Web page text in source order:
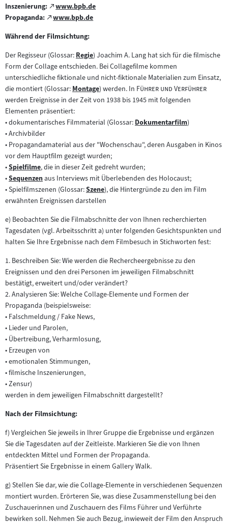
Inszenierung:
Zum
externen
www.bpb.de
(öffnet
im
neuen
Propaganda:
Zum
Inhalt:
www.bpb.de
(öffnet
im
Tab)
Während der Filmsichtung:
Der Regisseur (Glossar:Zum
Inhalt:
Regie) Joachim A. Lang hat sich für die filmische
Form der Collage entschieden. Bei Collagefilme kommen
unterschiedliche fiktionale und nicht-fiktionale Materialien zum Einsatz,
die montiert (Glossar:Zum
Inhalt:
Montage) werden. In "Führer und Verführer"
werden Ereignisse in der Zeit von 1938 bis 1945 mit folgenden
Elementen präsentiert:
• dokumentarisches Filmmaterial (Glossar:Zum
Dokumentarfilm)
• Archivbilder
• Propagandamaterial aus der "Wochenschau", deren Ausgaben in Kinos
vor dem Hauptfilm gezeigt wurden;
•Zum
Inhalt:
Spielfilme, die in dieser Zeit gedreht wurden;
•Zum
Inhalt:
Sequenzenaus Interviews mit Überlebenden des Holocaust;
• Spielfilmszenen (Glossar:Zum
Inhalt:
Szene), die Hintergründe zu den im Film
erwähnten Ereignissen darstellen
e) Beobachten Sie die Filmabschnitte der von Ihnen recherchierten
Tagesdaten (vgl. Arbeitsschritt a) unter folgenden Gesichtspunkten und
halten Sie Ihre Ergebnisse nach dem Filmbesuch in Stichworten fest:
1. Beschreiben Sie: Wie werden die Rechercheergebnisse zu den
Ereignissen und den drei Personen im jeweiligen Filmabschnitt
bestätigt, erweitert und/oder verändert?
2. Analysieren Sie: Welche Collage-Elemente und Formen der
Propaganda (beispielsweise:
• Falschmeldung / Fake News,
• Lieder und Parolen,
• Übertreibung, Verharmlosung,
• Erzeugen von
• emotionalen Stimmungen,
• filmische Inszenierungen,
• Zensur)
werden in dem jeweiligen Filmabschnitt dargestellt?
Nach der Filmsichtung:
f) Vergleichen Sie jeweils in Ihrer Gruppe die Ergebnisse und ergänzen
Sie die Tagesdaten auf der Zeitleiste. Markieren Sie die von Ihnen
entdeckten Mittel und Formen der Propaganda.
Präsentiert Sie Ergebnisse in einem Gallery Walk.
g) Stellen Sie dar, wie die Collage-Elemente in verschiedenen Sequenzen
montiert wurden. Erörteren Sie, was diese Zusammenstellung bei den
Zuschauerinnen und Zuschauern des Films Führer und Verführte
bewirken soll. Nehmen Sie auch Bezug, inwieweit der Film den Anspruch